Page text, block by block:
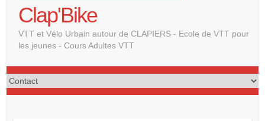
Clap'Bike
VTT et Vélo Urbain autour de CLAPIERS - Ecole de VTT pour
les jeunes - Cours Adultes VTT